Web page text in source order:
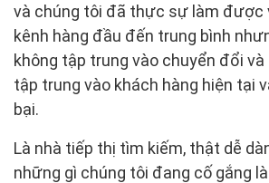
và chúng tôi đã thực sự làm được
kênh hàng đầu đến trung bình
không tập trung vào chuyển đổi
tập trung vào khách hàng hiện tại
bại.
Là nhà tiếp thị tìm kiếm, thật dễ
những gì chúng tôi đang cố gắng